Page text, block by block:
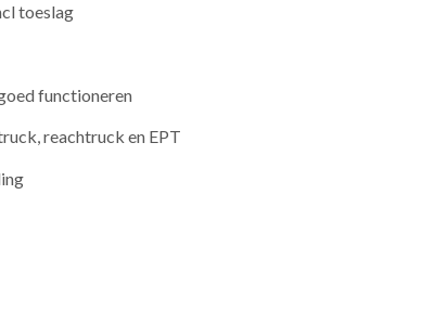
toeslag
functioneren
reachtruck en EPT